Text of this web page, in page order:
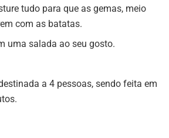
tudo para que as gemas, meio
com as batatas.
uma salada ao seu gosto.
a 4 pessoas, sendo feita em